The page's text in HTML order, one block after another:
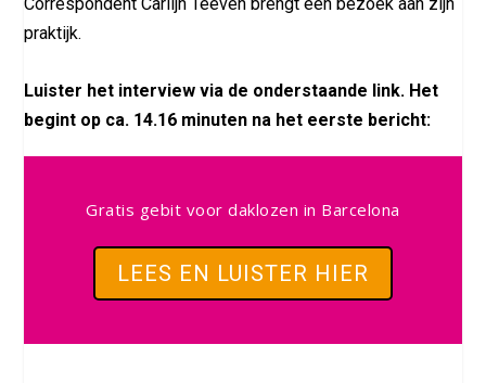
praktijk.
Luister het interview via de onderstaande link. Het
begint op ca. 14.16 minuten na het eerste bericht:
Gratis gebit voor daklozen in Barcelona
LEES EN LUISTER HIER